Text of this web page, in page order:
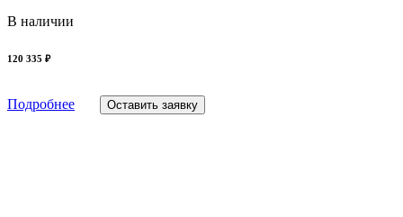
В наличии
120 335 ₽
Подробнее Оставить заявку